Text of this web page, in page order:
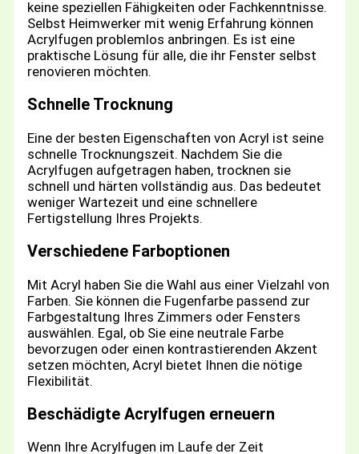
keine speziellen Fähigkeiten oder Fachkenntnisse.
Selbst Heimwerker mit wenig Erfahrung können
Acrylfugen problemlos anbringen. Es ist eine
praktische Lösung für alle, die ihr Fenster selbst
renovieren möchten.
Schnelle Trocknung
Eine der besten Eigenschaften von Acryl ist seine
schnelle Trocknungszeit. Nachdem Sie die
Acrylfugen aufgetragen haben, trocknen sie
schnell und härten vollständig aus. Das bedeutet
weniger Wartezeit und eine schnellere
Fertigstellung Ihres Projekts.
Verschiedene Farboptionen
Mit Acryl haben Sie die Wahl aus einer Vielzahl von
Farben. Sie können die Fugenfarbe passend zur
Farbgestaltung Ihres Zimmers oder Fensters
auswählen. Egal, ob Sie eine neutrale Farbe
bevorzugen oder einen kontrastierenden Akzent
setzen möchten, Acryl bietet Ihnen die nötige
Flexibilität.
Beschädigte Acrylfugen erneuern
Wenn Ihre Acrylfugen im Laufe der Zeit